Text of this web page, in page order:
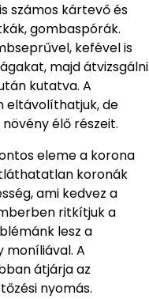
számos kártevő és
gombaspórák.
kefével is
majd átvizsgálni
kutatva. A
eltávolíthatjuk, de
élő részeit.
eleme a korona
koronák
ami kedvez a
ritkítjuk a
lesz a
moníliával. A
átjárja az
nyomás.